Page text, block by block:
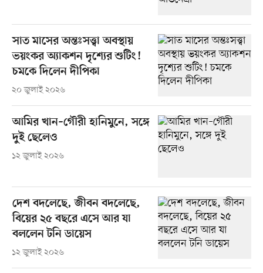
সাত মাসের অন্তঃসত্ত্বা অবস্থায়
ভয়ংকর অ্যাকশন দৃশ্যের শুটিং!
চমকে দিলেন দীপিকা
২০ জুলাই ২০২৬
আমির খান–গৌরী হানিমুনে, সঙ্গে
দুই ছেলেও
১২ জুলাই ২০২৬
দেশ বদলেছে, জীবন বদলেছে,
বিয়ের ২৫ বছরে এসে আর যা
বললেন টনি ডায়েস
১২ জুলাই ২০২৬